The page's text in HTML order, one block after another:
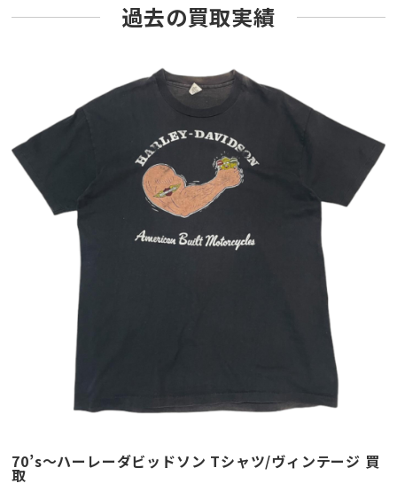
過去の買取実績
70’s～ハーレーダビッドソン Tシャツ/ヴィンテージ 買
取